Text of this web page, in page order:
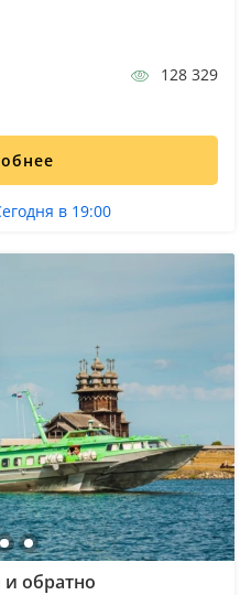
128 329
в 19:00
обратно